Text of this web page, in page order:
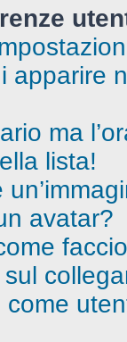
apparire
ma
lista!
avatar?